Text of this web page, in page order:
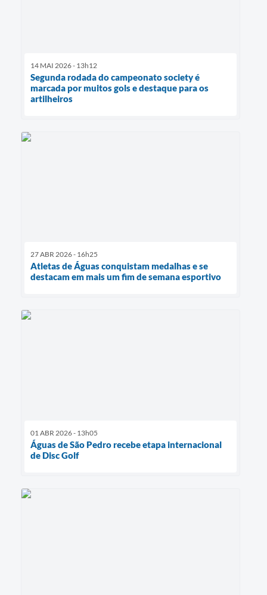
14 MAI 2026 - 13h12
Segunda rodada do campeonato society é
marcada por muitos gols e destaque para os
artilheiros
27 ABR 2026 - 16h25
Atletas de Águas conquistam medalhas e se
destacam em mais um fim de semana esportivo
01 ABR 2026 - 13h05
Águas de São Pedro recebe etapa internacional
de Disc Golf